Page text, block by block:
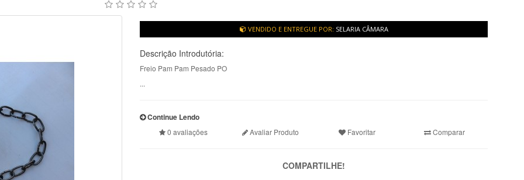
VENDIDO E ENTREGUE POR: SELARIA CÂMARA
Descrição Introdutória:
Freio Pam Pam Pesado PO
...
Continue Lendo
0 avaliações Avaliar Produto Favoritar Comparar
COMPARTILHE!